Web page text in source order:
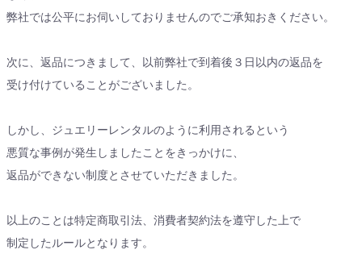
弊社では公平にお伺いしておりませんのでご承知おきください。
次に、返品につきまして、以前弊社で到着後３日以内の返品を
受け付けていることがございました。
しかし、ジュエリーレンタルのように利用されるという
悪質な事例が発生しましたことをきっかけに、
返品ができない制度とさせていただきました。
以上のことは特定商取引法、消費者契約法を遵守した上で
制定したルールとなります。